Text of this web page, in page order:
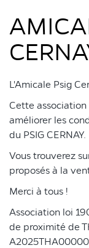
L'Amicale Psig
Cette
améliorer les
du PSIG CERNAY.
Vous trouverez
proposés à la
Merci à tous !
Association loi
de proximité de